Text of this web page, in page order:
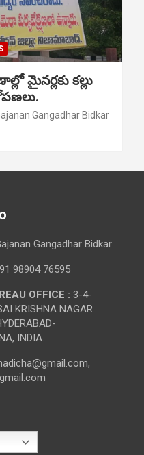
మైనర్లకు కల్లు
Gangadhar Bidkar
Gangadhar Bidkar
98904 76595
OFFICE : 3-4-
KRISHNA NAGAR
INDIA.